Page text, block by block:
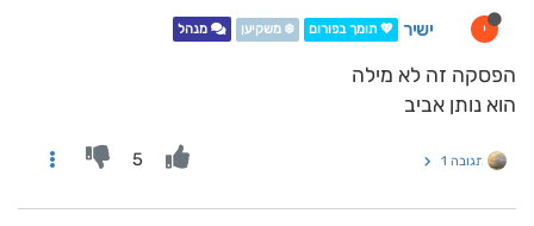
י ישיר 💖 תומך בפורום ❄️ משקיען מנהל
הפסקה זה לא מילה
הוא נותן אביב
תגובה 1 5